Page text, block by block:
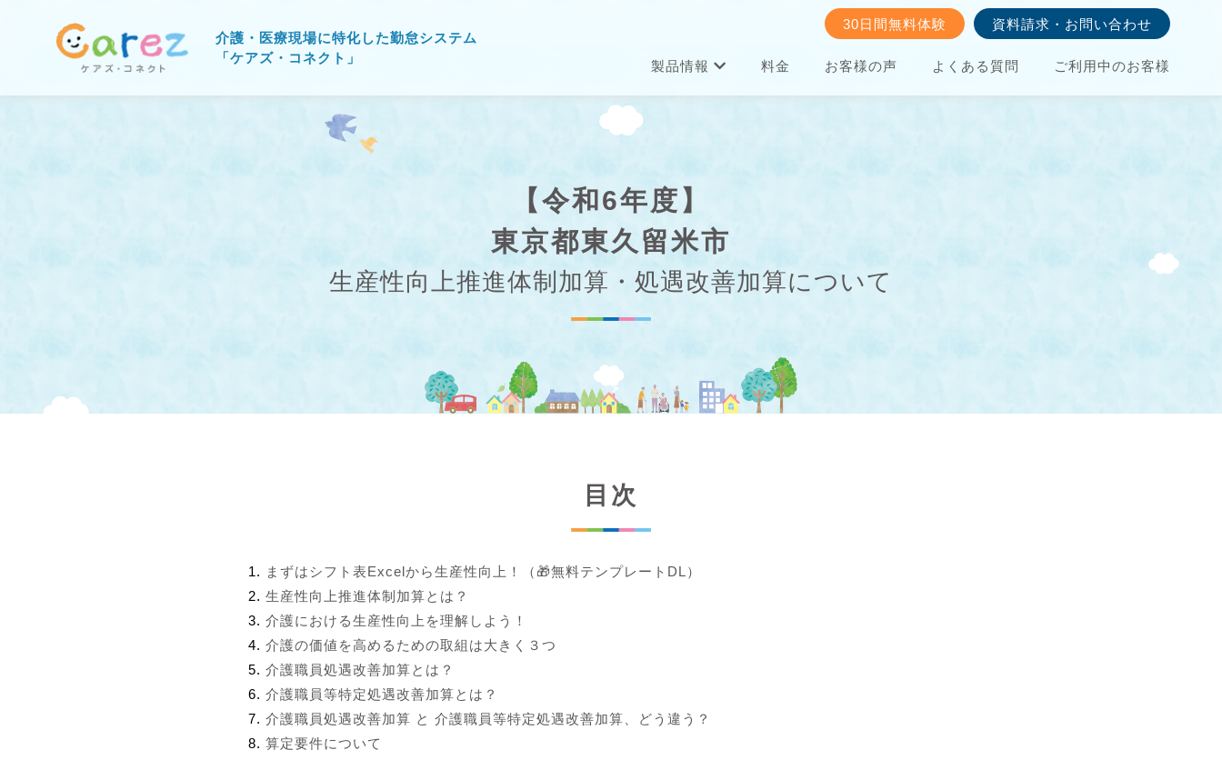
介護・医療現場に特化した勤怠システム
「ケアズ・コネクト」
製品情報 料金 お客様の声 よくある質問 ご利用中のお客様
30日間無料体験 資料請求・お問い合わせ
【令和6年度】
東京都東久留米市
生産性向上推進体制加算・処遇改善加算について
目次
まずはシフト表Excelから生産性向上！（🎁無料テンプレートDL）
生産性向上推進体制加算とは？
介護における生産性向上を理解しよう！
介護の価値を高めるための取組は大きく３つ
介護職員処遇改善加算とは？
介護職員等特定処遇改善加算とは？
介護職員処遇改善加算 と 介護職員等特定処遇改善加算、どう違う？
算定要件について